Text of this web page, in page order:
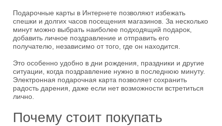
Подарочные карты в Интернете позволяют избежать
спешки и долгих часов посещения магазинов. За несколько
минут можно выбрать наиболее подходящий подарок,
добавить личное поздравление и отправить его
получателю, независимо от того, где он находится.
Это особенно удобно в дни рождения, праздники и другие
ситуации, когда поздравление нужно в последнюю минуту.
Электронная подарочная карта позволяет сохранить
радость дарения, даже если нет возможности встретиться
лично.
Почему стоит покупать